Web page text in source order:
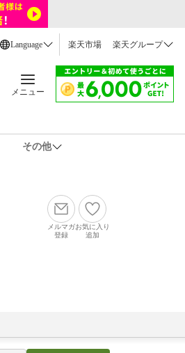
Language 楽天市場 楽天グループ
メニュー
その他
メルマガ
登録
お気に入り
追加